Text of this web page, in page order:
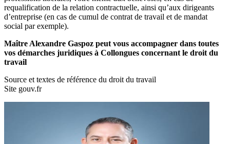
requalification de la relation contractuelle, ainsi qu’aux dirigeants
d’entreprise (en cas de cumul de contrat de travail et de mandat
social par exemple).
Maître Alexandre Gaspoz peut vous accompagner dans toutes
vos démarches juridiques à Collongues concernant le droit du
travail
Source et textes de référence du droit du travail
Site gouv.fr